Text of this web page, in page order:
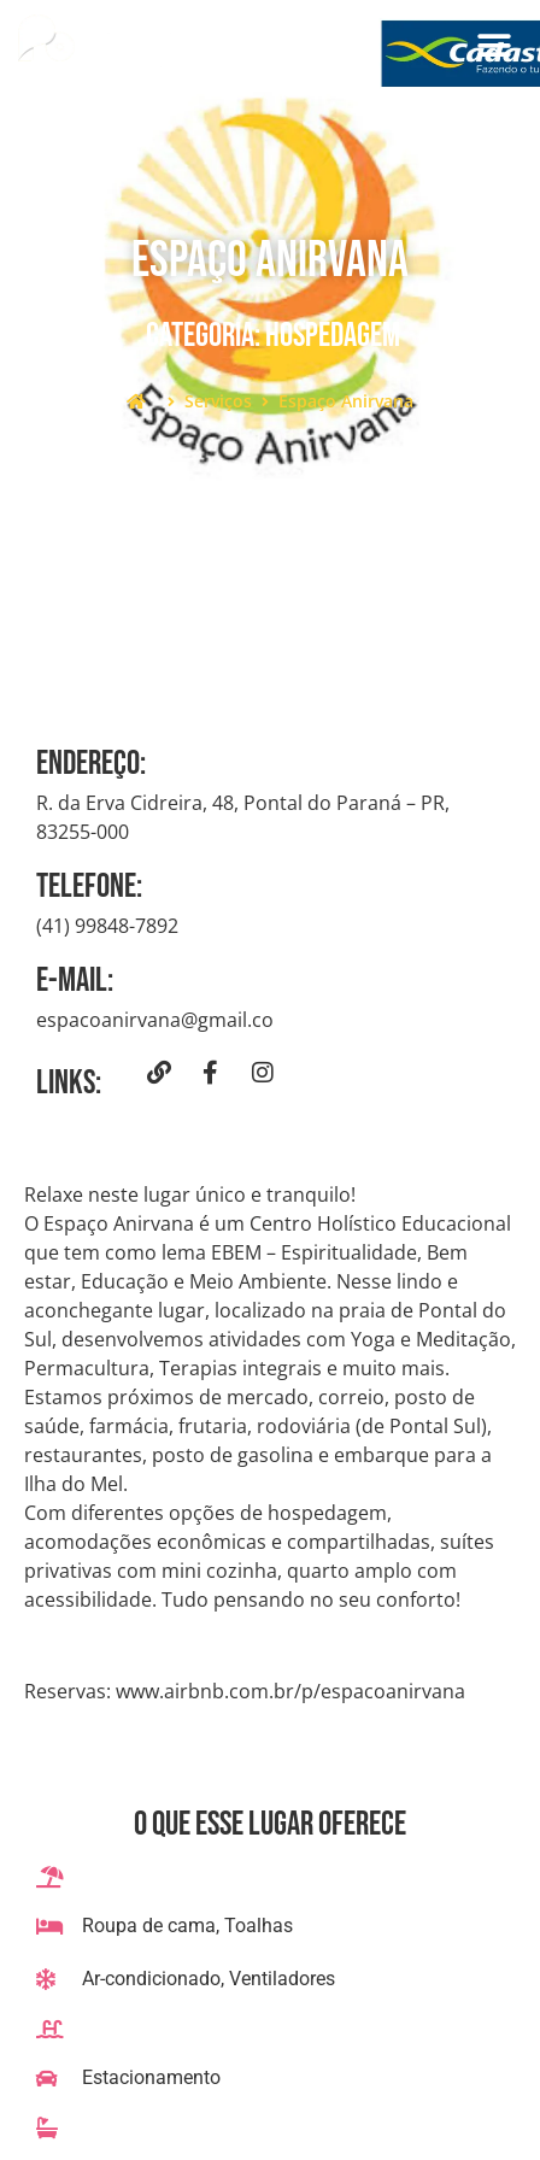
Espaço Anirvana
Categoria:Hospedagem
Serviços Espaço Anirvana
Endereço:
R. da Erva Cidreira, 48, Pontal do Paraná – PR,
83255-000
Telefone:
(41) 99848-7892
E-mail:
espacoanirvana@gmail.co
Links:
Relaxe neste lugar único e tranquilo!
O Espaço Anirvana é um Centro Holístico Educacional
que tem como lema EBEM – Espiritualidade, Bem
estar, Educação e Meio Ambiente. Nesse lindo e
aconchegante lugar, localizado na praia de Pontal do
Sul, desenvolvemos atividades com Yoga e Meditação,
Permacultura, Terapias integrais e muito mais.
Estamos próximos de mercado, correio, posto de
saúde, farmácia, frutaria, rodoviária (de Pontal Sul),
restaurantes, posto de gasolina e embarque para a
Ilha do Mel.
Com diferentes opções de hospedagem,
acomodações econômicas e compartilhadas, suítes
privativas com mini cozinha, quarto amplo com
acessibilidade. Tudo pensando no seu conforto!
Reservas: www.airbnb.com.br/p/espacoanirvana
O que esse lugar oferece
Roupa de cama, Toalhas
Ar-condicionado, Ventiladores
Estacionamento